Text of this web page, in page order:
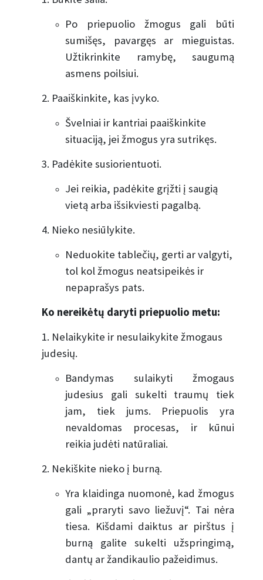
Po priepuolio žmogus gali būti
sumišęs, pavargęs ar mieguistas.
Užtikrinkite ramybę, saugumą
asmens poilsiui.
2. Paaiškinkite, kas įvyko.
Švelniai ir kantriai paaiškinkite
situaciją, jei žmogus yra sutrikęs.
3. Padėkite susiorientuoti.
Jei reikia, padėkite grįžti į saugią
vietą arba išsikviesti pagalbą.
4. Nieko nesiūlykite.
Neduokite tablečių, gerti ar valgyti,
tol kol žmogus neatsipeikės ir
nepaprašys pats.
Ko nereikėtų daryti priepuolio metu:
1. Nelaikykite ir nesulaikykite žmogaus
judesių.
Bandymas sulaikyti žmogaus
judesius gali sukelti traumų tiek
jam, tiek jums. Priepuolis yra
nevaldomas procesas, ir kūnui
reikia judėti natūraliai.
2. Nekiškite nieko į burną.
Yra klaidinga nuomonė, kad žmogus
gali „praryti savo liežuvį“. Tai nėra
tiesa. Kišdami daiktus ar pirštus į
burną galite sukelti užspringimą,
dantų ar žandikaulio pažeidimus.